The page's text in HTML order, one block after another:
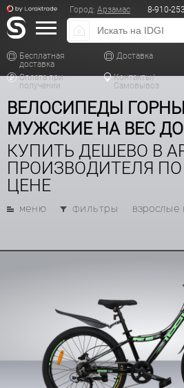
Город: Арзамас 8-910-
Бесплатная
доставка
Доставка
Оплата при
получении
Контакты/
Самовывоз
ВЕЛОСИПЕДЫ
МУЖСКИЕ НА ВЕС ДО
КУПИТЬ ДЕШЕВО В
ПРОИЗВОДИТЕЛЯ
ЦЕНЕ
меню фильтры